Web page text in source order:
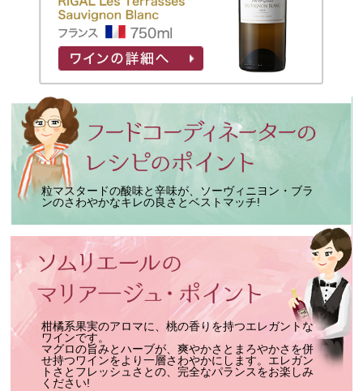
粒マスタードの酸味と辛味が、ソーヴィニヨン・ブラ
ンのさわやかなキレの良さとベストマッチ!
柑橘系果実のアロマに、桃の香りを持つエレガントな
ワインです。
マグロの旨みとハーブが、爽やかさとまろやかさを併
せ持つワインをより一層さわやかにします。エレガン
トさとフレッシュさとの、完全なパランスをお楽しみ
ください!